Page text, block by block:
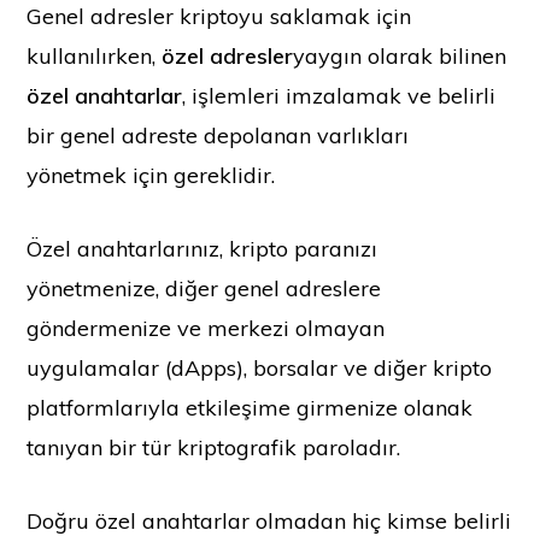
Genel adresler kriptoyu saklamak için
kullanılırken, özel adresleryaygın olarak bilinen
özel anahtarlar, işlemleri imzalamak ve belirli
bir genel adreste depolanan varlıkları
yönetmek için gereklidir.
Özel anahtarlarınız, kripto paranızı
yönetmenize, diğer genel adreslere
göndermenize ve merkezi olmayan
uygulamalar (dApps), borsalar ve diğer kripto
platformlarıyla etkileşime girmenize olanak
tanıyan bir tür kriptografik paroladır.
Doğru özel anahtarlar olmadan hiç kimse belirli